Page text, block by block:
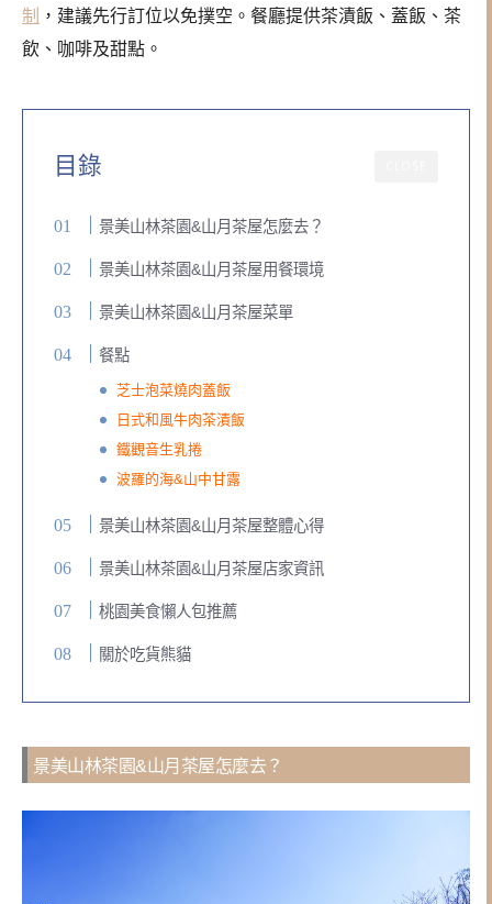
制 ，建議先行訂位以免撲空。餐廳提供茶漬飯、蓋飯、茶
飲、咖啡及甜點。
目錄
景美山林茶園&山月茶屋怎麼去？
景美山林茶園&山月茶屋用餐環境
景美山林茶園&山月茶屋菜單
餐點
芝士泡菜燒肉蓋飯
日式和風牛肉茶漬飯
鐵觀音生乳捲
波羅的海&山中甘露
景美山林茶園&山月茶屋整體心得
景美山林茶園&山月茶屋店家資訊
桃園美食懶人包推薦
關於吃貨熊貓
景美山林茶園&山月茶屋怎麼去？